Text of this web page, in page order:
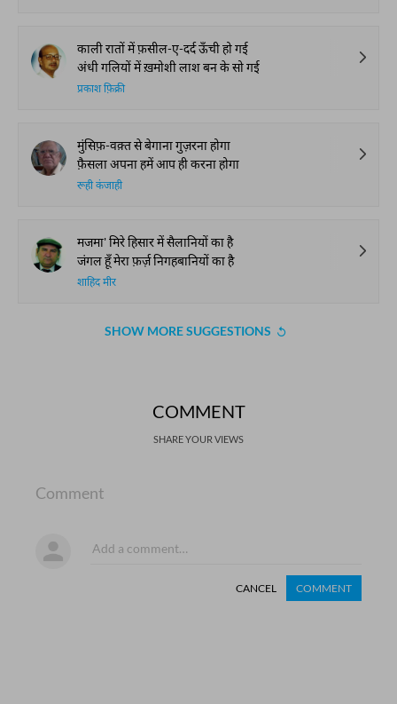
काली रातों में फ़सील-ए-दर्द ऊँची हो गई
अंधी गलियों में ख़मोशी लाश बन के सो गई
प्रकाश फ़िक्री
मुंसिफ़-वक़्त से बेगाना गुज़रना होगा
फ़ैसला अपना हमें आप ही करना होगा
रूही कंजाही
मजमा' मिरे हिसार में सैलानियों का है
जंगल हूँ मेरा फ़र्ज़ निगहबानियों का है
शाहिद मीर
SHOW MORE SUGGESTIONS
COMMENT
SHARE YOUR VIEWS
Comment
CANCEL COMMENT